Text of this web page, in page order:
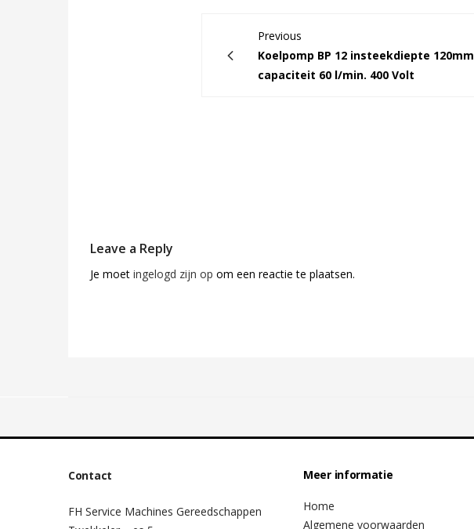
Previous
Koelpomp BP 12 insteekdiepte 120mm
capaciteit 60 l/min. 400 Volt
Leave a Reply
Je moet ingelogd zijn op om een reactie te plaatsen.
Contact
FH Service Machines Gereedschappen
Meer informatie
Home
Algemene voorwaarden